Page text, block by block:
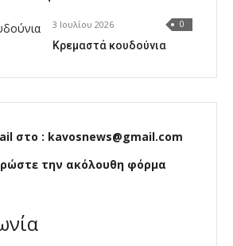
3 Ιουλίου 2026 0
Κρεμαστά κουδούνια
στο : kavosnews@gmail.com
την ακόλουθη φόρμα